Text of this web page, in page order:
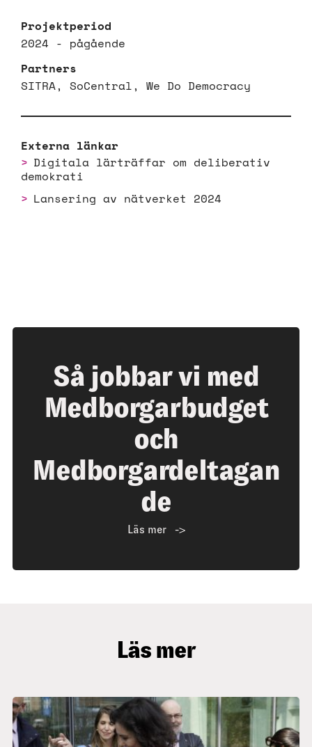
Projektperiod
2024 - pågående
Partners
SITRA, SoCentral, We Do Democracy
Externa länkar
Digitala lärträffar om deliberativ
demokrati
Lansering av nätverket 2024
Så jobbar vi med
Medborgarbudget
och
Medborgardeltagan
de
Läs mer
Läs mer